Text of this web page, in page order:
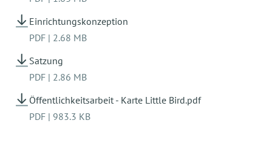
Einrichtungskonzeption
PDF | 2.68 MB
Satzung
PDF | 2.86 MB
Öffentlichkeitsarbeit - Karte Little Bird.pdf
PDF | 983.3 KB